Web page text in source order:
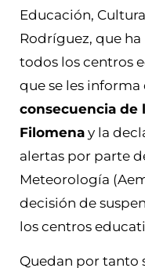
Educación,
Rodríguez, que
todos los centros
que se les informa
consecuencia de
Filomena y la
alertas por parte
Meteorología
decisión de
los centros
Quedan por tanto